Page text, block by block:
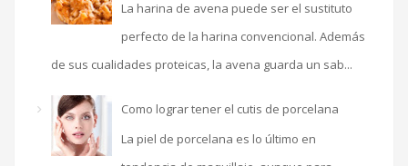
La harina de avena puede ser el sustituto
perfecto de la harina convencional. Además
de sus cualidades proteicas, la avena guarda un sab...
Como lograr tener el cutis de porcelana
La piel de porcelana es lo último en